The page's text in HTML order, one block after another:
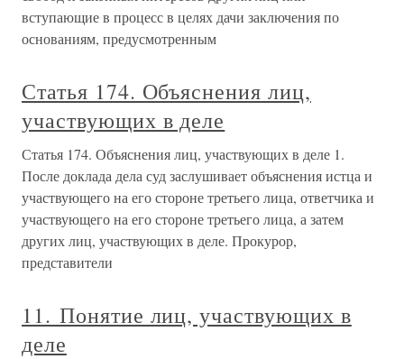
вступающие в процесс в целях дачи заключения по
основаниям, предусмотренным
Статья 174. Объяснения лиц,
участвующих в деле
Статья 174. Объяснения лиц, участвующих в деле 1.
После доклада дела суд заслушивает объяснения истца и
участвующего на его стороне третьего лица, ответчика и
участвующего на его стороне третьего лица, а затем
других лиц, участвующих в деле. Прокурор,
представители
11. Понятие лиц, участвующих в
деле